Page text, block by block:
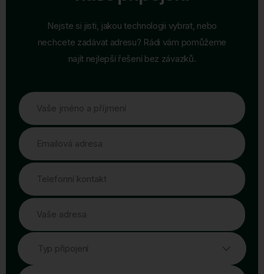
Nejste si jisti, jakou technologii vybrat, nebo
nechcete zadávat adresu? Rádi vám pomůžeme
najít nejlepší řešení bez závazků.
Vaše jméno a příjmení
Emailová adresa
Telefonní kontakt
Vaše adresa
Typ připojení